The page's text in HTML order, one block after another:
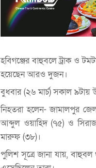
হবিগঞ্জের বাহুবলে ট্রাক ও
হয়েছেন আরও দুজন।
বুধবার (২৬ মার্চ) সকাল ৯টায়
নিহতরা হলেন- জামালপুর
আব্দুল ওয়াহিদ (৭৫) ও
মারুফ (৩৮)।
পুলিশ সূত্রে জানা যায়,